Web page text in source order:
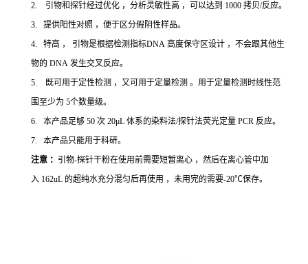
2. 引物和探针经过优化 ，分析灵敏性高 ，可以达到 1000 拷贝/反应。
3. 提供阳性对照 ，便于区分假阴性样品。
4. 特高 ， 引物是根据检测指标DNA 高度保守区设计 ，不会跟其他生
物的 DNA 发生交叉反应。
5. 既可用于定性检测 ，又可用于定量检测 。用于定量检测时线性范
围至少为 5个数量级。
6. 本产品足够 50 次 20μL 体系的染料法/探针法荧光定量 PCR 反应。
7. 本产品只能用于科研。
注意 ： 引物-探针干粉在使用前需要短暂离心 ，然后在离心管中加
入 162uL 的超纯水充分混匀后再使用 ，未用完的需要-20℃保存。